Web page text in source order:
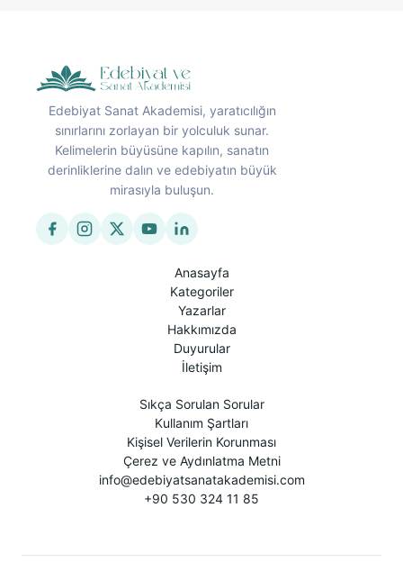
Edebiyat Sanat Akademisi, yaratıcılığın
sınırlarını zorlayan bir yolculuk sunar.
Kelimelerin büyüsüne kapılın, sanatın
derinliklerine dalın ve edebiyatın büyük
mirasıyla buluşun.
Anasayfa
Kategoriler
Yazarlar
Hakkımızda
Duyurular
İletişim
Sıkça Sorulan Sorular
Kullanım Şartları
Kişisel Verilerin Korunması
Çerez ve Aydınlatma Metni
info@edebiyatsanatakademisi.com
+90 530 324 11 85